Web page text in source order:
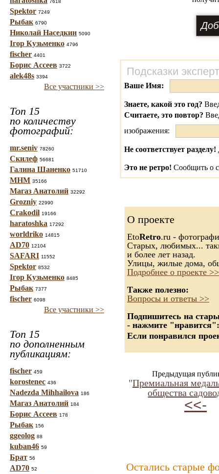
7618
Spektor 7249
Рыбак 6790
Николай Наседкин 5090
Ігор Кузьменко 4796
fischer 4401
Борис Ассеев 3722
alek48s 3394
Все участники >>
Топ 15
по количеству
фотографий:
mr.seniv 78260
Скилеф 56681
Галина Шаненко 51710
МНМ 35166
Магаз Анатолий 32292
Grozniy 22990
Crakodil 19166
haratoshka 17292
worldriko 14815
AD70 12104
SAFARI 11552
Spektor 8532
Ігор Кузьменко 8485
Рыбак 7377
fischer 6098
Все участники >>
Топ 15
по дополненным
публикациям:
fischer 459
korostenec 436
Nadezda Mihhailova 186
Магаз Анатолий 184
Борис Ассеев 178
Рыбак 156
ggeolog 88
kuban46 59
Брат 56
AD70 52
Подсказки
Ваше Имя:
Знаете, какой это год?
Считаете, это повтор?
изображения:
Не соответствует разделу!
Это не ретро! Сообщить о
О проекте
EtoRetro.ru -
Старых, любимых...
и более лет назад.
Улицы, жилые дома,
Подробнее о проекте >>
Также полезно:
Вопросы и ответы >>
Подпишитесь на
- нажмите "нравится":
Если понравился
Предыдущая
"Премиальная
общества
<<-
Остались старые